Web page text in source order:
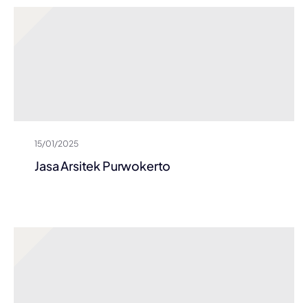
15/01/2025
Jasa Arsitek Purwokerto